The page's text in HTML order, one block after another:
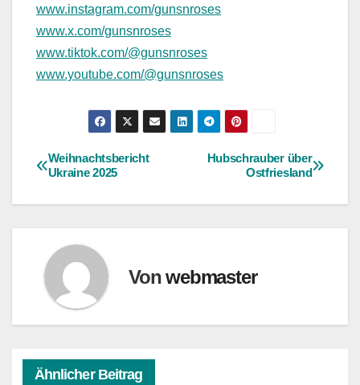
www.instagram.com/gunsnroses
www.x.com/gunsnroses
www.tiktok.com/@gunsnroses
www.youtube.com/@gunsnroses
BeitragsnavigationHubschrauber über
Ostfriesland
Weihnachtsbericht
Ukraine 2025
Vonwebmaster
Ähnlicher Beitrag